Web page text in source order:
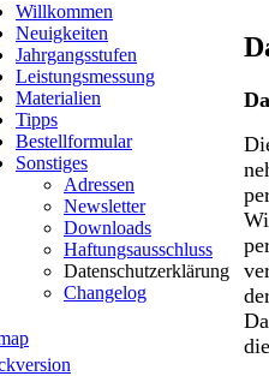
Willkommen
Neuigkeiten
Jahrgangsstufen
Leistungsmessung
Materialien
Tipps
Bestellformular
Sonstiges
Adressen
Newsletter
Downloads
Haftungsausschluss
Datenschutzerklärung
Changelog